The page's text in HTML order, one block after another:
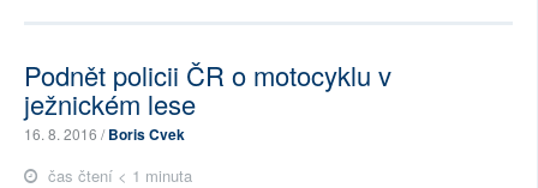
Podnět policii ČR o motocyklu v
ježnickém lese
16. 8. 2016 /Boris Cvek
čas čtení < 1 minuta